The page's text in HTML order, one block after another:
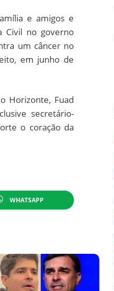
e amigos e
Civil no governo
um câncer no
em junho de
Horizonte, Fuad
secretário-
o coração da
WHATSAPP